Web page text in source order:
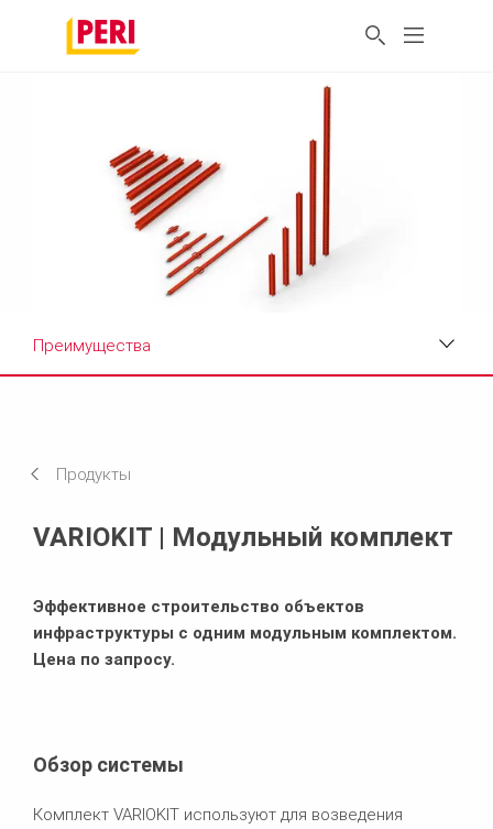
Преимущества
Продукты
VARIOKIT | Модульный комплект
Эффективное строительство объектов
инфраструктуры с одним модульным комплектом.
Цена по запросу.
Обзор системы
Комплект VARIOKIT используют для возведения